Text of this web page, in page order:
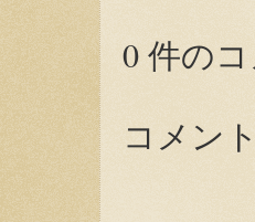
0 件の
コメン